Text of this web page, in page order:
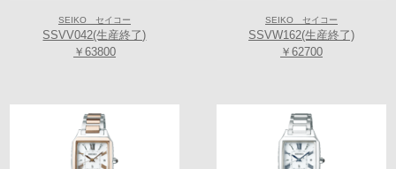
〒590-0905 大阪府堺市堺区鉄砲町1番地 イオンモール堺鉄砲町2階
SEIKO セイコー
SSVV042(生産終了)
￥63800
SEIKO セイコー
SSVW162(生産終了)
￥62700